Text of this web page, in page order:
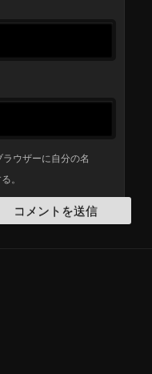
ウザーに自分の名
。